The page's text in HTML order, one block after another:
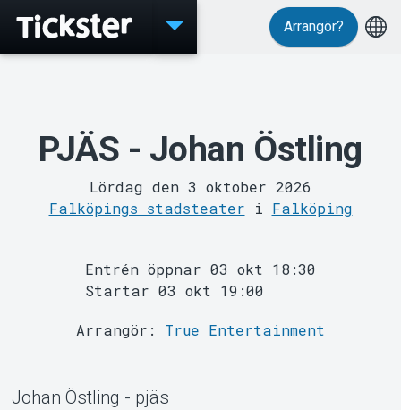
MyTickster
Arrangör?
PJÄS - Johan Östling
Lördag den 3 oktober 2026
Falköpings stadsteater i Falköping
Entrén öppnar 03 okt 18:30
Startar 03 okt 19:00
Arrangör: True Entertainment
Johan Östling - pjäs